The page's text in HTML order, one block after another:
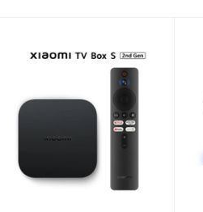
có thể đạt tới 63W Max. Cụ thể giao
sạc cho các laptop thế hệ mới hỗ
USB-C là 45W và USB-A là 18W.
cùng lúc, đáp ứng nhu cầu sạc